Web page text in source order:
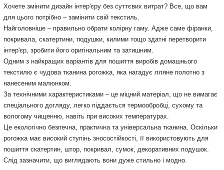
Хочете змінити дизайн інтер'єру без суттєвих витрат? Все, що вам
для цього потрібно – замінити свій текстиль.
Найголовніше – правильно обрати колірну гаму. Адже саме фіранки,
покривала, скатертини, подушки, килими тощо здатні перетворити
інтер'єр, зробити його оригінальним та затишним.
Одним з найкращих варіантів для пошиття виробів домашнього
текстилю є чудова тканина рогожка, яка нагадує лляне полотно з
нанесеним малюнком.
За технічними характеристиками – це міцний матеріал, що не вимагає
спеціального догляду, легко піддається термообробці, сухому та
вологому чищенню, навіть при високих температурах.
Це екологічно безпечна, практична та універсальна тканина. Оскільки
рогожка має високий ступінь зносостійкості, її використовують для
пошиття скатертин, штор, покривал, сумок, декоративних подушок.
Слід зазначити, що виглядають вони дуже стильно і модно.